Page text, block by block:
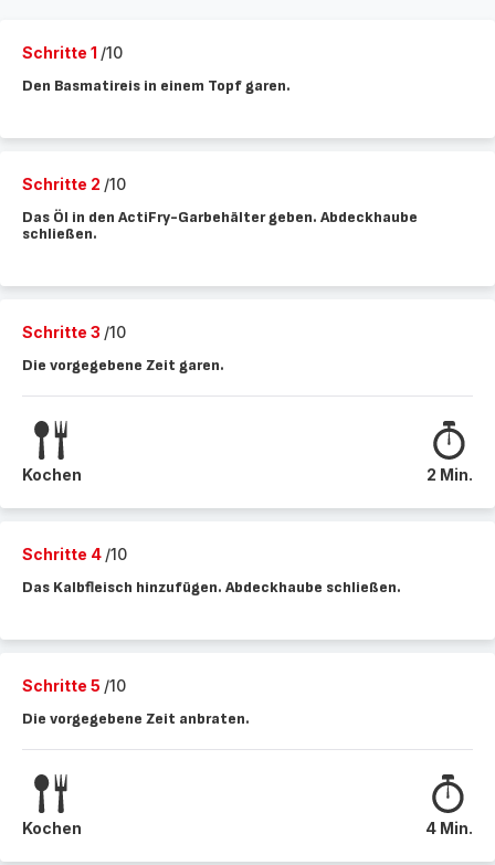
Schritte 1 /10
Den Basmatireis in einem Topf garen.
Schritte 2 /10
Das Öl in den ActiFry-Garbehälter geben. Abdeckhaube
schließen.
Schritte 3 /10
Die vorgegebene Zeit garen.
Kochen 2 Min.
Schritte 4 /10
Das Kalbfleisch hinzufügen. Abdeckhaube schließen.
Schritte 5 /10
Die vorgegebene Zeit anbraten.
Kochen 4 Min.